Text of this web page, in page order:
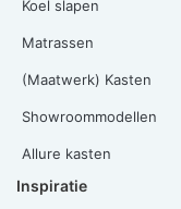
Koel slapen
Matrassen
(Maatwerk) Kasten
Showroommodellen
Allure kasten
Inspiratie